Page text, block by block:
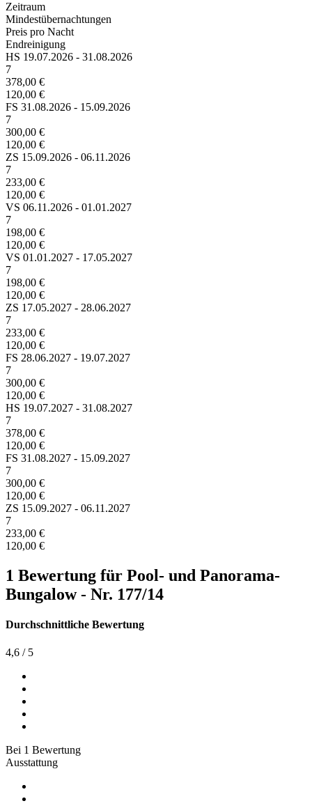
Zeitraum
Mindestübernachtungen
Preis pro Nacht
Endreinigung
HS 19.07.2026 - 31.08.2026
7
378,00 €
120,00 €
FS 31.08.2026 - 15.09.2026
7
300,00 €
120,00 €
ZS 15.09.2026 - 06.11.2026
7
233,00 €
120,00 €
VS 06.11.2026 - 01.01.2027
7
198,00 €
120,00 €
VS 01.01.2027 - 17.05.2027
7
198,00 €
120,00 €
ZS 17.05.2027 - 28.06.2027
7
233,00 €
120,00 €
FS 28.06.2027 - 19.07.2027
7
300,00 €
120,00 €
HS 19.07.2027 - 31.08.2027
7
378,00 €
120,00 €
FS 31.08.2027 - 15.09.2027
7
300,00 €
120,00 €
ZS 15.09.2027 - 06.11.2027
7
233,00 €
120,00 €
1 Bewertung für Pool- und Panorama-
Bungalow - Nr. 177/14
Durchschnittliche Bewertung
4,6 / 5
Bei 1 Bewertung
Ausstattung